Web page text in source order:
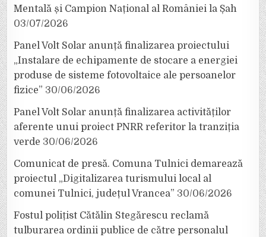
Mentală și Campion Național al României la Șah
03/07/2026
Panel Volt Solar anunță finalizarea proiectului
„Instalare de echipamente de stocare a energiei
produse de sisteme fotovoltaice ale persoanelor
fizice” 30/06/2026
Panel Volt Solar anunță finalizarea activităților
aferente unui proiect PNRR referitor la tranziția
verde 30/06/2026
Comunicat de presă. Comuna Tulnici demarează
proiectul „Digitalizarea turismului local al
comunei Tulnici, județul Vrancea” 30/06/2026
Fostul polițist Cătălin Stegărescu reclamă
tulburarea ordinii publice de către personalul